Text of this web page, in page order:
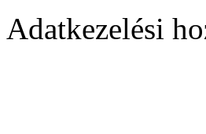
Adatkezelési